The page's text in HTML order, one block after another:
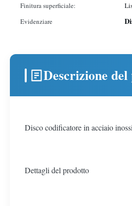
Finitura superficiale:
Evidenziare
Descrizione
Disco codificatore in acciaio
Dettagli del prodotto